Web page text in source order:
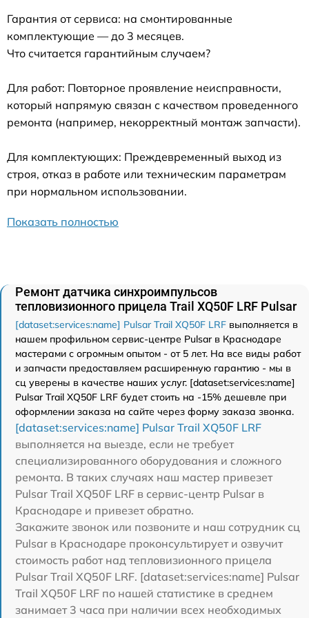
Гарантия от сервиса: на смонтированные
комплектующие — до 3 месяцев.
Что считается гарантийным случаем?
Для работ: Повторное проявление неисправности,
который напрямую связан с качеством проведенного
ремонта (например, некорректный монтаж запчасти).
Для комплектующих: Преждевременный выход из
строя, отказ в работе или техническим параметрам
при нормальном использовании.
Показать полностью
Ремонт датчика синхроимпульсов
тепловизионного прицела Trail XQ50F LRF Pulsar
[dataset:services:name] Pulsar Trail XQ50F LRF выполняется в
нашем профильном сервис-центре Pulsar в Краснодаре
мастерами с огромным опытом - от 5 лет. На все виды работ
и запчасти предоставляем расширенную гарантию - мы в
сц уверены в качестве наших услуг. [dataset:services:name]
Pulsar Trail XQ50F LRF будет стоить на -15% дешевле при
оформлении заказа на сайте через форму заказа звонка.
[dataset:services:name] Pulsar Trail XQ50F LRF
выполняется на выезде, если не требует
специализированного оборудования и сложного
ремонта. В таких случаях наш мастер привезет
Pulsar Trail XQ50F LRF в сервис-центр Pulsar в
Краснодаре и привезет обратно.
Закажите звонок или позвоните и наш сотрудник сц
Pulsar в Краснодаре проконсультирует и озвучит
стоимость работ над тепловизионного прицела
Pulsar Trail XQ50F LRF. [dataset:services:name] Pulsar
Trail XQ50F LRF по нашей статистике в среднем
занимает 3 часа при наличии всех необходимых